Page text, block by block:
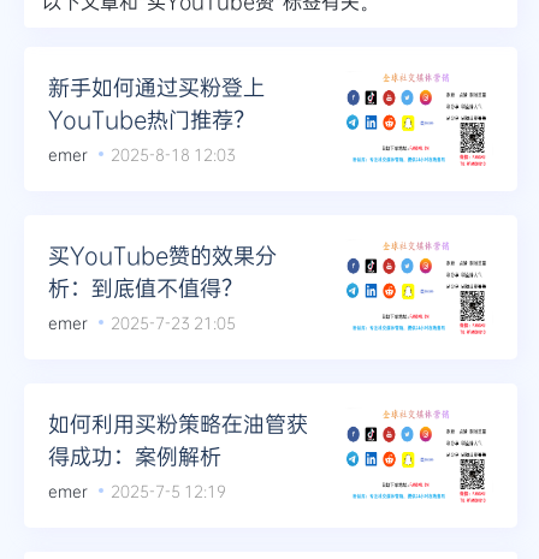
新手如何通过买粉登上
YouTube热门推荐？
emer 2025-8-18 12:03
买YouTube赞的效果分
析：到底值不值得？
emer 2025-7-23 21:05
如何利用买粉策略在油管获
得成功：案例解析
emer 2025-7-5 12:19